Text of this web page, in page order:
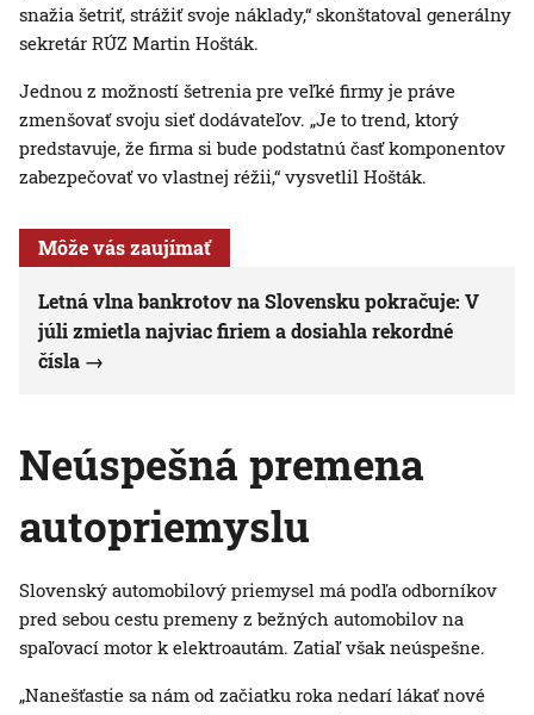
snažia šetriť, strážiť svoje náklady,“ skonštatoval generálny
sekretár RÚZ Martin Hošták.
Jednou z možností šetrenia pre veľké firmy je práve
zmenšovať svoju sieť dodávateľov. „Je to trend, ktorý
predstavuje, že firma si bude podstatnú časť komponentov
zabezpečovať vo vlastnej réžii,“ vysvetlil Hošták.
Môže vás zaujímať
Letná vlna bankrotov na Slovensku pokračuje: V
júli zmietla najviac firiem a dosiahla rekordné
čísla
Neúspešná premena
autopriemyslu
Slovenský automobilový priemysel má podľa odborníkov
pred sebou cestu premeny z bežných automobilov na
spaľovací motor k elektroautám. Zatiaľ však neúspešne.
„Nanešťastie sa nám od začiatku roka nedarí lákať nové